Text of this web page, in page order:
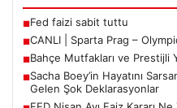
Son Eklenen Haberler
Fed faizi sabit tuttu
CANLI | Sparta Prag –
Bahçe Mutfakları ve Prestijli
Sacha Boey’in Hayatını
Gelen Şok Deklarasyonlar